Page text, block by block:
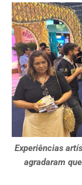
Experiências
agradaram